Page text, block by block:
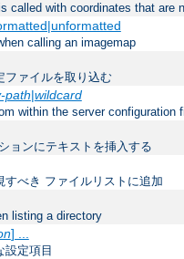
called with coordinates that are
calling an imagemap
ファイルを取り込む
path|wildcard
within the server configuration
ョンにテキストを挿入する
べき ファイルリストに追加
listing a directory
] ...
設定項目